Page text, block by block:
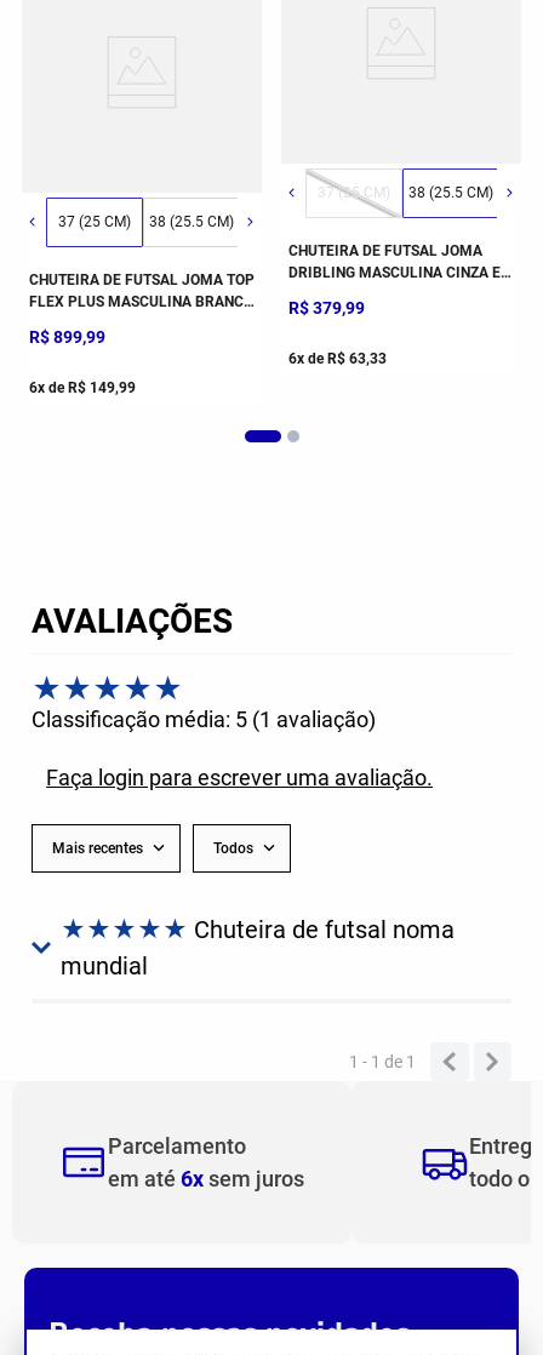
36 (24.5 CM)
37 (25 CM) 38 (25.5 CM) 39 (26.5 CM) 40 (27 CM) 41 (28 CM)
CHUTEIRA DE FUTSAL JOMA TOP
FLEX PLUS MASCULINA BRANCO
R$899,99
6x de R$ 149,99
37 (25 CM) 38 (25.5 CM) 39
CHUTEIRA DE FUTSAL JOMA
DRIBLING MASCULINA CINZA E
R$379,99
6x de R$ 63,33
AVALIAÇÕES
★★★★★
Classificação média: 5 (1 avaliação)
Faça login para escrever uma avaliação.
Mais recentes Todos
★★★★★ Chuteira de futsal noma
mundial
Chuteira com design lindo e bem confortável, eu amei e
1 - 1de 1
Parcelamento
em até 6xsem juros
todo o
Receba nossas novidades.